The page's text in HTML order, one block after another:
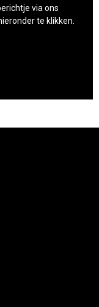
via ons
te klikken.